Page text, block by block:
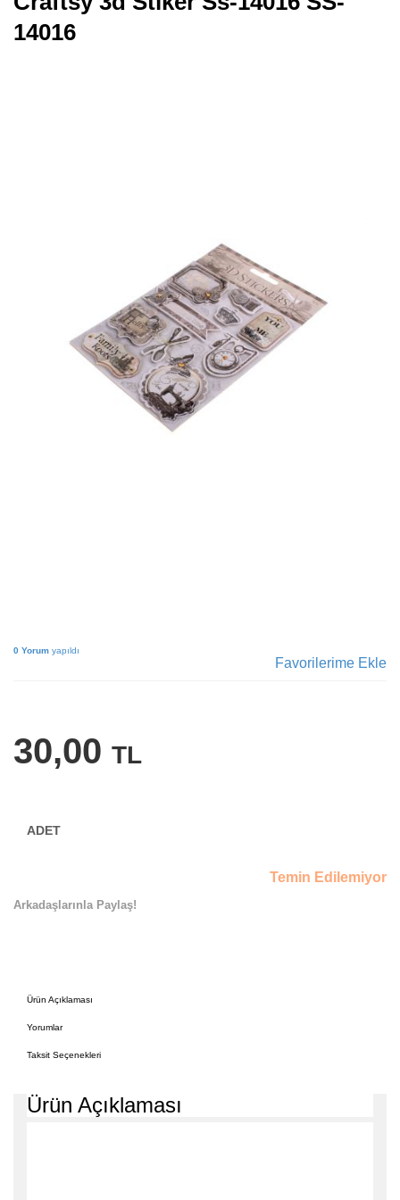
14016
0 Yorum yapıldı
Favorilerime Ekle
30,00 TL
Temin Edilemiyor
Arkadaşlarınla Paylaş!
Ürün Açıklaması
Yorumlar
Taksit Seçenekleri
Ürün Açıklaması